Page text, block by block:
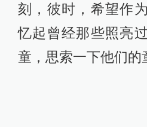
刻，彼时，希望作
忆起曾经那些照亮
童，思索一下他们的